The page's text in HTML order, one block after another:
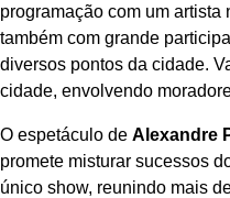
programação com um
também com grande
diversos pontos da cidade.
cidade, envolvendo
O espetáculo de Alexandre
promete misturar sucessos
único show, reunindo mais